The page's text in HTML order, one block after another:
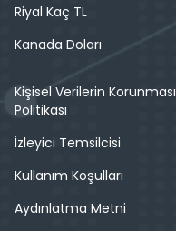
Riyal Kaç TL
Kanada Doları
Kişisel Verilerin Korunması
Politikası
İzleyici Temsilcisi
Kullanım Koşulları
Aydınlatma Metni